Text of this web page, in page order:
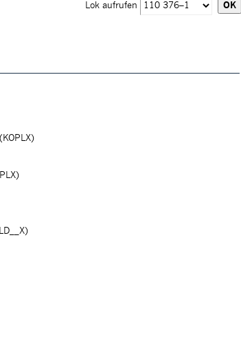
Lok aufrufen